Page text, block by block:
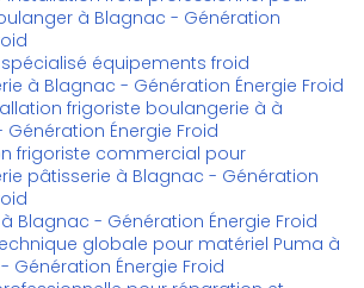
à Blagnac - Génération
équipements froid
à Blagnac - Génération Énergie Froid
frigoriste boulangerie à à
Énergie Froid
frigoriste commercial pour
pâtisserie à Blagnac - Génération
Blagnac - Génération Énergie Froid
globale pour matériel Puma à
Génération Énergie Froid